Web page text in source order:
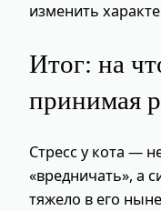
изменить
Итог: на
принимая
Стресс у кота —
«вредничать», а
тяжело в его